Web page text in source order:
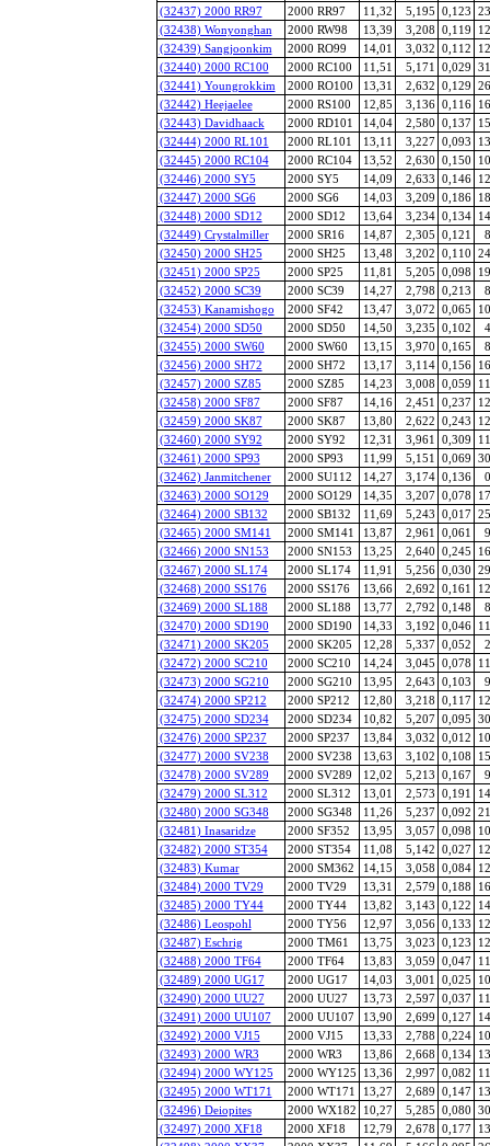
(32437) 2000 RR97
2000 RR97 11,32 5,195 0,123
(32438) Wonyonghan
2000 RW98 13,39 3,208 0,119
(32439) Sangjoonkim
2000 RO99 14,01 3,032 0,112
(32440) 2000 RC100
2000 RC100 11,51 5,171 0,029
(32441) Youngrokkim
2000 RO100 13,31 2,632 0,129
(32442) Heejaelee
2000 RS100 12,85 3,136 0,116
(32443) Davidhaack
2000 RD101 14,04 2,580 0,137
(32444) 2000 RL101
2000 RL101 13,11 3,227 0,093
(32445) 2000 RC104
2000 RC104 13,52 2,630 0,150
(32446) 2000 SY5
2000 SY5 14,09 2,633 0,146
(32447) 2000 SG6
2000 SG6 14,03 3,209 0,186
(32448) 2000 SD12
2000 SD12 13,64 3,234 0,134
(32449) Crystalmiller
2000 SR16 14,87 2,305 0,121
(32450) 2000 SH25
2000 SH25 13,48 3,202 0,110
(32451) 2000 SP25
2000 SP25 11,81 5,205 0,098
(32452) 2000 SC39
2000 SC39 14,27 2,798 0,213
(32453) Kanamishogo
2000 SF42 13,47 3,072 0,065
(32454) 2000 SD50
2000 SD50 14,50 3,235 0,102
(32455) 2000 SW60
2000 SW60 13,15 3,970 0,165
(32456) 2000 SH72
2000 SH72 13,17 3,114 0,156
(32457) 2000 SZ85
2000 SZ85 14,23 3,008 0,059
(32458) 2000 SF87
2000 SF87 14,16 2,451 0,237
(32459) 2000 SK87
2000 SK87 13,80 2,622 0,243
(32460) 2000 SY92
2000 SY92 12,31 3,961 0,309
(32461) 2000 SP93
2000 SP93 11,99 5,151 0,069
(32462) Janmitchener
2000 SU112 14,27 3,174 0,136
(32463) 2000 SO129
2000 SO129 14,35 3,207 0,078
(32464) 2000 SB132
2000 SB132 11,69 5,243 0,017
(32465) 2000 SM141
2000 SM141 13,87 2,961 0,061
(32466) 2000 SN153
2000 SN153 13,25 2,640 0,245
(32467) 2000 SL174
2000 SL174 11,91 5,256 0,030
(32468) 2000 SS176
2000 SS176 13,66 2,692 0,161
(32469) 2000 SL188
2000 SL188 13,77 2,792 0,148
(32470) 2000 SD190
2000 SD190 14,33 3,192 0,046
(32471) 2000 SK205
2000 SK205 12,28 5,337 0,052
(32472) 2000 SC210
2000 SC210 14,24 3,045 0,078
(32473) 2000 SG210
2000 SG210 13,95 2,643 0,103
(32474) 2000 SP212
2000 SP212 12,80 3,218 0,117
(32475) 2000 SD234
2000 SD234 10,82 5,207 0,095
(32476) 2000 SP237
2000 SP237 13,84 3,032 0,012
(32477) 2000 SV238
2000 SV238 13,63 3,102 0,108
(32478) 2000 SV289
2000 SV289 12,02 5,213 0,167
(32479) 2000 SL312
2000 SL312 13,01 2,573 0,191
(32480) 2000 SG348
2000 SG348 11,26 5,237 0,092
(32481) Inasaridze
2000 SF352 13,95 3,057 0,098
(32482) 2000 ST354
2000 ST354 11,08 5,142 0,027
(32483) Kumar
2000 SM362 14,15 3,058 0,084
(32484) 2000 TV29
2000 TV29 13,31 2,579 0,188
(32485) 2000 TY44
2000 TY44 13,82 3,143 0,122
(32486) Leospohl
2000 TY56 12,97 3,056 0,133
(32487) Eschrig
2000 TM61 13,75 3,023 0,123
(32488) 2000 TF64
2000 TF64 13,83 3,059 0,047
(32489) 2000 UG17
2000 UG17 14,03 3,001 0,025
(32490) 2000 UU27
2000 UU27 13,73 2,597 0,037
(32491) 2000 UU107
2000 UU107 13,90 2,699 0,127
(32492) 2000 VJ15
2000 VJ15 13,33 2,788 0,224
(32493) 2000 WR3
2000 WR3 13,86 2,668 0,134
(32494) 2000 WY125
2000 WY125 13,36 2,997 0,082
(32495) 2000 WT171
2000 WT171 13,27 2,689 0,147
(32496) Deiopites
2000 WX182 10,27 5,285 0,080
(32497) 2000 XF18
2000 XF18 12,79 2,678 0,177